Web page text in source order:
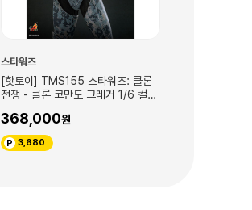
스타워즈
[핫토이] TMS152 스타워즈 차퍼
(C1-10P) & BD-1(제국군 위장) 1/6
328,000
3,280